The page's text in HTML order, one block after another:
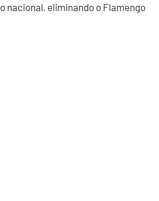
nacional, eliminando o Flamengo